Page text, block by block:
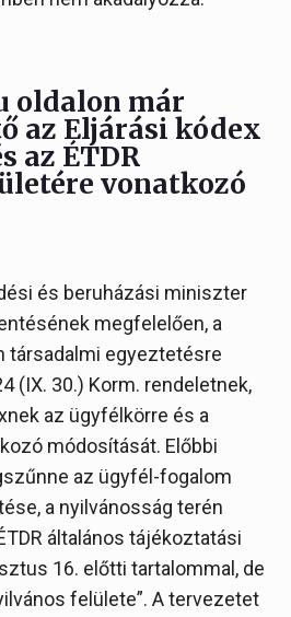
oldalon már
az Eljárási kódex
az ÉTDR
vonatkozó
és beruházási miniszter
megfelelően, a
társadalmi egyeztetésre
(IX. 30.) Korm. rendeletnek,
az ügyfélkörre és a
módosítását. Előbbi
az ügyfél-fogalom
a nyilvánosság terén
általános tájékoztatási
16. előtti tartalommal, de
felülete”. A tervezetet